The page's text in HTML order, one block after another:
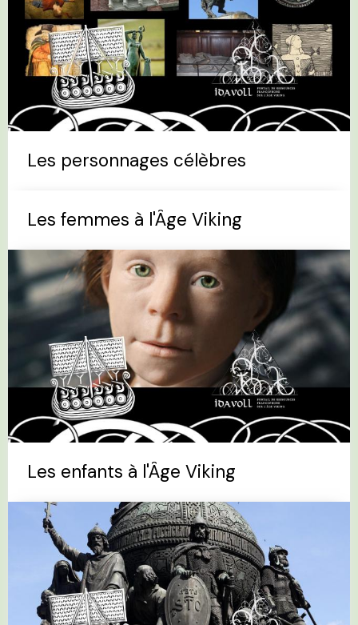
Les personnages célèbres
Les femmes à l'Âge Viking
Les enfants à l'Âge Viking